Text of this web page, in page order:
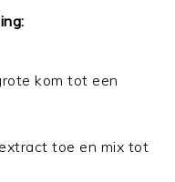
kom tot een
toe en mix tot